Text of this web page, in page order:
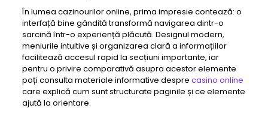
În lumea cazinourilor online, prima impresie contează: o
interfață bine gândită transformă navigarea dintr-o
sarcină într-o experiență plăcută. Designul modern,
meniurile intuitive și organizarea clară a informațiilor
facilitează accesul rapid la secțiuni importante, iar
pentru o privire comparativă asupra acestor elemente
poți consulta materiale informative despre casino online
care explică cum sunt structurate paginile și ce elemente
ajută la orientare.